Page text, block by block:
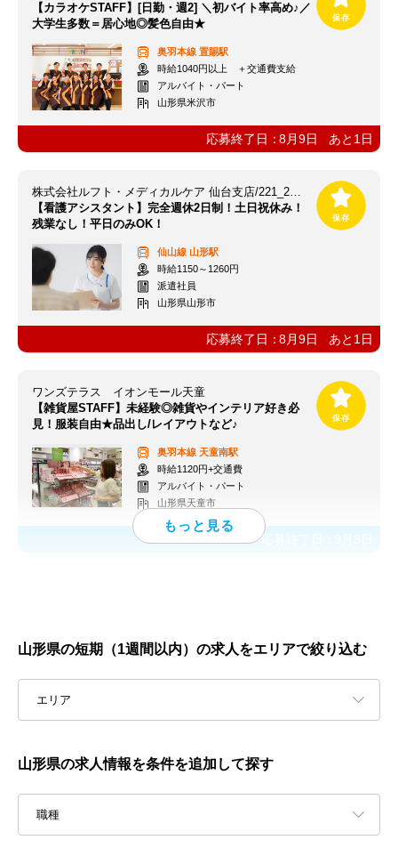
【カラオケSTAFF】[日勤・週2] ＼初バイト率高め♪／
大学生多数＝居心地◎髪色自由★
奥羽本線 置賜駅
時給1040円以上 ＋交通費支給
アルバイト・パート
山形県米沢市
応募終了日：8月9日 あと 1 日
株式会社ルフト・メディカルケア 仙台支店/221_2《221_2★DRE》
【看護アシスタント】完全週休2日制！土日祝休み！
残業なし！平日のみOK！
仙山線 山形駅
時給1150～1260円
派遣社員
山形県山形市
応募終了日：8月9日 あと 1 日
ワンズテラス イオンモール天童
【雑貨屋STAFF】未経験◎雑貨やインテリア好き必
見！服装自由★品出し/レイアウトなど♪
奥羽本線 天童南駅
時給1120円+交通費
アルバイト・パート
山形県天童市
応募終了日：
山形県の短期（1週間以内）の求人をエリアで絞り込む
エリア
山形県の求人情報を条件を追加して探す
職種